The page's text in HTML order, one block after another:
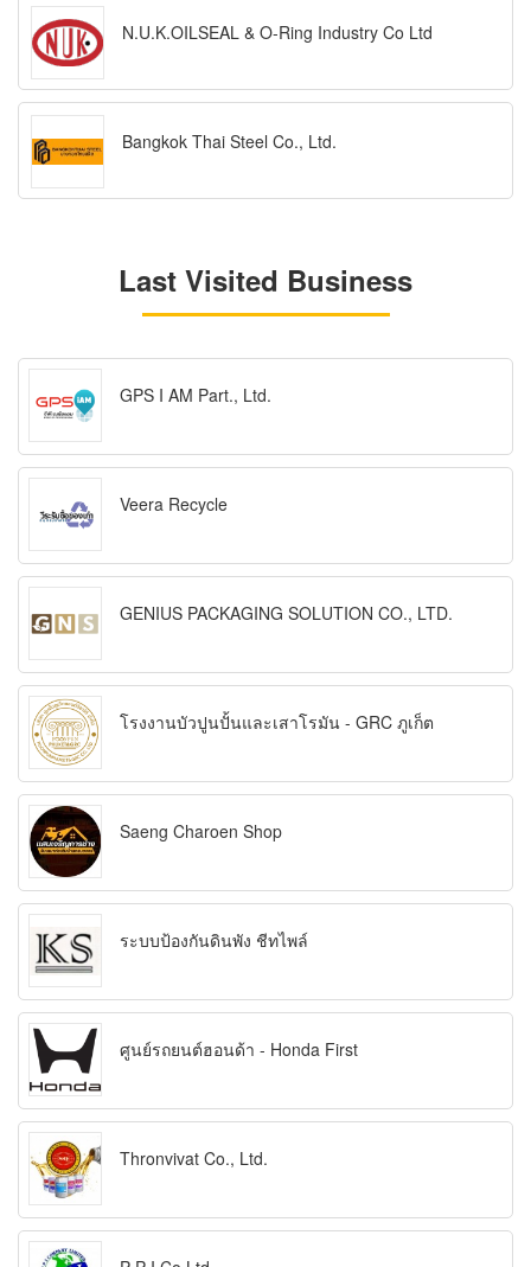
N.U.K.OILSEAL & O-Ring Industry Co Ltd
Bangkok Thai Steel Co., Ltd.
Last Visited Business
GPS I AM Part., Ltd.
Veera Recycle
GENIUS PACKAGING SOLUTION CO., LTD.
โรงงานบัวปูนปั้นและเสาโรมัน - GRC ภูเก็ต
Saeng Charoen Shop
ระบบป้องกันดินพัง ชีทไพล์
ศูนย์รถยนต์ฮอนด้า - Honda First
Thronvivat Co., Ltd.